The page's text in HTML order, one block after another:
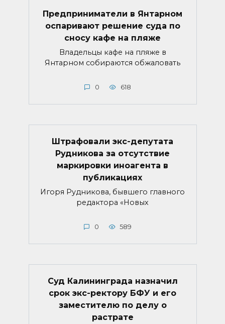
Предприниматели в Янтарном
оспаривают решение суда по
сносу кафе на пляже
Владельцы кафе на пляже в
Янтарном собираются обжаловать
0 618
Штрафовали экс-депутата
Рудникова за отсутствие
маркировки иноагента в
публикациях
Игоря Рудникова, бывшего главного
редактора «Новых
0 589
Суд Калининграда назначил
срок экс-ректору БФУ и его
заместителю по делу о
растрате